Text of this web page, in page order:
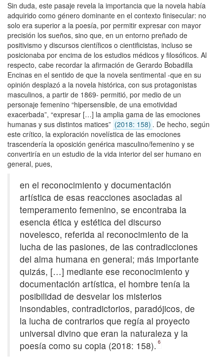
Sin duda, este pasaje revela la importancia que la novela había
adquirido como género dominante en el contexto finisecular: no
solo era superior a la poesía, por permitir expresar con mayor
precisión los sueños, sino que, en un entorno preñado de
positivismo y discursos científicos o cientificistas, incluso se
posicionaba por encima de los estudios médicos y filosóficos. Al
respecto, cabe recordar la afirmación de Gerardo Bobadilla
Encinas en el sentido de que la novela sentimental -que en su
opinión desplazó a la novela histórica, con sus protagonistas
masculinos, a partir de 1869- permitió, por medio de un
personaje femenino “hipersensible, de una emotividad
exacerbada”, “expresar […] la amplia gama de las emociones
humanas y sus distintos matices” (2018: 158) . De hecho, según
este crítico, la exploración novelística de las emociones
trascendería la oposición genérica masculino/femenino y se
convertiría en un estudio de la vida interior del ser humano en
general, pues,
en el reconocimiento y documentación
artística de esas reacciones asociadas al
temperamento femenino, se encontraba la
esencia ética y estética del discurso
novelesco, referida al reconocimiento de la
lucha de las pasiones, de las contradicciones
del alma humana en general; más importante
quizás, […] mediante ese reconocimiento y
documentación artística, el hombre tenía la
posibilidad de desvelar los misterios
insondables, contradictorios, paradójicos, de
la lucha de contrarios que regía al proyecto
universal divino que eran la naturaleza y la
poesía como su copia (2018: 158). 6